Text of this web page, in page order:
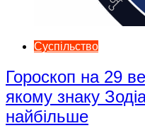
Суспільство
Гороскоп на 29
якому знаку
найбільше